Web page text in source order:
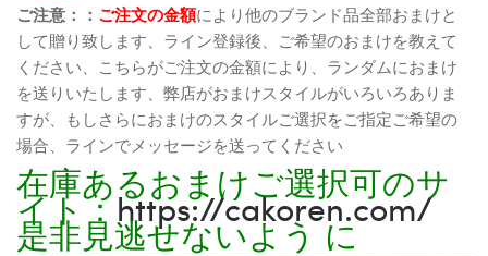
ご注意：： ご注文の金額により他のブランド品全部おまけと
して贈り致します、ライン登録後、ご希望のおまけを教えて
ください、こちらがご注文の金額により、ランダムにおまけ
を送りいたします、弊店がおまけスタイルがいろいろありま
すが、もしさらにおまけのスタイルご選択をご指定ご希望の
場合、ラインでメッセージを送ってください
在庫あるおまけご選択可のサ
イト：https://cakoren.com/
是非見逃せないよう に